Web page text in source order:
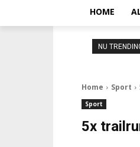
HOME
NU
Home Sport
Sport
5x